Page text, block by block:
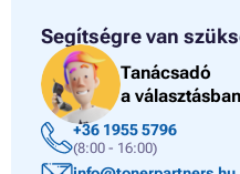
Segítségre van
Tanácsadó
a választásban
+36 1955 5796
(8:00 - 16:00)